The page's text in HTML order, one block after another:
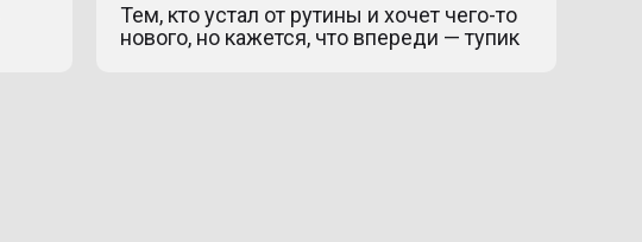
Тем, кто устал от рутины и хочет чего-то
нового, но кажется, что впереди — тупик